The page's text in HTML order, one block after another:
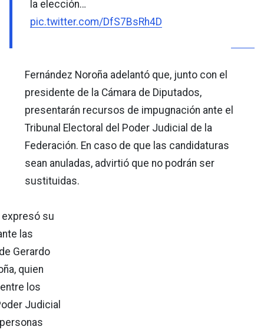
la elección…
pic.twitter.com/DfS7BsRh4D
Fernández Noroña adelantó que, junto con el
presidente de la Cámara de Diputados,
presentarán recursos de impugnación ante el
Tribunal Electoral del Poder Judicial de la
Federación. En caso de que las candidaturas
sean anuladas, advirtió que no podrán ser
sustituidas.
su
las
Gerardo
quien
los
Judicial